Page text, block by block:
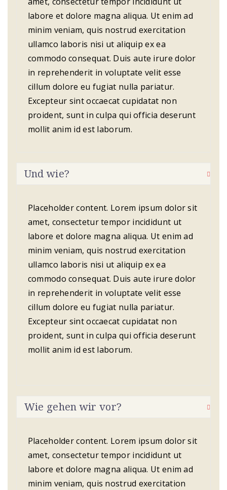
labore et dolore magna aliqua. Ut enim ad
minim veniam, quis nostrud exercitation
ullamco laboris nisi ut aliquip ex ea
commodo consequat. Duis aute irure dolor
in reprehenderit in voluptate velit esse
cillum dolore eu fugiat nulla pariatur.
Excepteur sint occaecat cupidatat non
proident, sunt in culpa qui officia deserunt
mollit anim id est laborum.
Und wie?
Placeholder content. Lorem ipsum dolor sit
amet, consectetur tempor incididunt ut
labore et dolore magna aliqua. Ut enim ad
minim veniam, quis nostrud exercitation
ullamco laboris nisi ut aliquip ex ea
commodo consequat. Duis aute irure dolor
in reprehenderit in voluptate velit esse
cillum dolore eu fugiat nulla pariatur.
Excepteur sint occaecat cupidatat non
proident, sunt in culpa qui officia deserunt
mollit anim id est laborum.
Wie gehen wir vor?
Placeholder content. Lorem ipsum dolor sit
amet, consectetur tempor incididunt ut
labore et dolore magna aliqua. Ut enim ad
minim veniam, quis nostrud exercitation